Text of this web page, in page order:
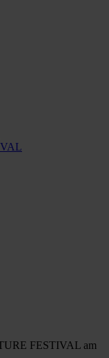
FESTIVAL am